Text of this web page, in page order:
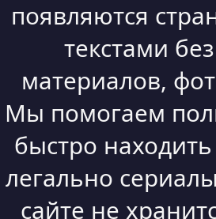
появляются
текстами
материалов,
Мы помогаем
быстро
легально
сайте не